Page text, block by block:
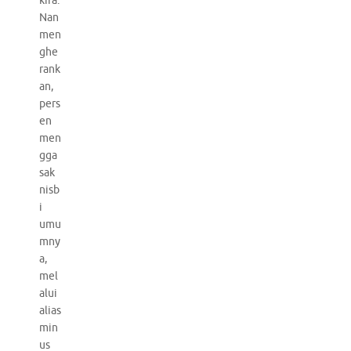
Nan
men
ghe
rank
an,
pers
en
men
gga
sak
nisb
i
umu
mny
a,
mel
alui
alias
min
us